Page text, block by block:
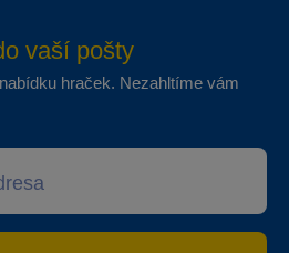
vaší pošty
hraček. Nezahltíme vám